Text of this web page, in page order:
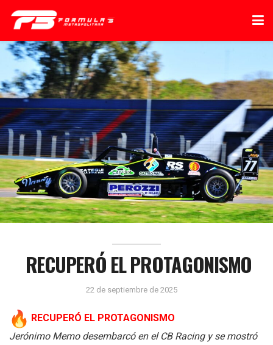
RECUPERÓ EL PROTAGONISMO
22 de septiembre de 2025
RECUPERÓ EL PROTAGONISMO
Jerónimo Memo desembarcó en el CB Racing y se mostró